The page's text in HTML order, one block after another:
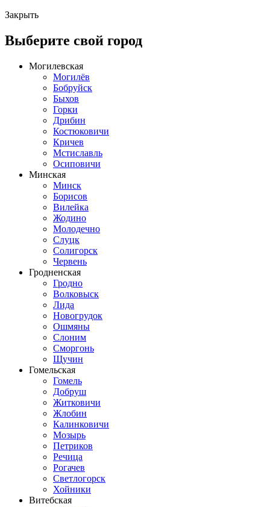
Закрыть
Выберите свой город
Могилевская
Могилёв
Бобруйск
Быхов
Горки
Дрибин
Костюковичи
Кричев
Мстиславль
Осиповичи
Минская
Минск
Борисов
Вилейка
Жодино
Молодечно
Слуцк
Солигорск
Червень
Гродненская
Гродно
Волковыск
Лида
Новогрудок
Ошмяны
Слоним
Сморгонь
Щучин
Гомельская
Гомель
Добруш
Житковичи
Жлобин
Калинковичи
Мозырь
Петриков
Речица
Рогачев
Светлогорск
Хойники
Витебская